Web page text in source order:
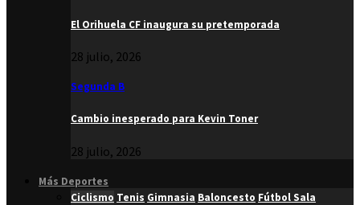
El Orihuela CF inaugura su pretemporada
28 julio, 2026
Segunda B
Cambio inesperado para Kevin Toner
28 julio, 2026
Más Deportes
Ciclismo Tenis Gimnasia Baloncesto Fútbol Sala